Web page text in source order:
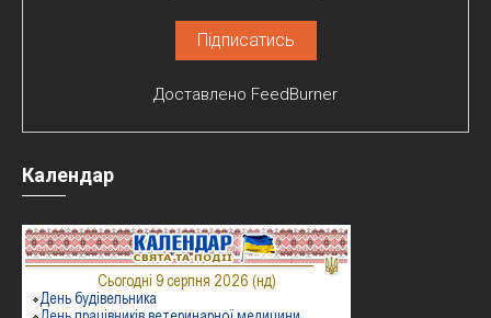
Доставлено FeedBurner
Календар